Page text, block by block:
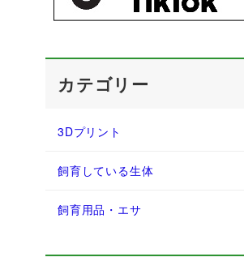
カテゴリー
3Dプリント
飼育している生体
飼育用品・エサ